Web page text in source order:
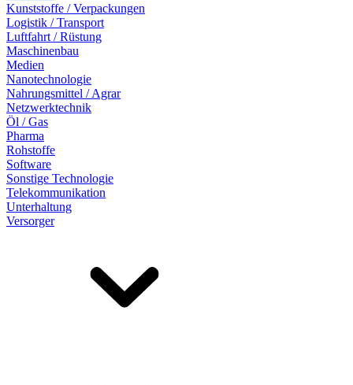
Kunststoffe / Verpackungen
Logistik / Transport
Luftfahrt / Rüstung
Maschinenbau
Medien
Nanotechnologie
Nahrungsmittel / Agrar
Netzwerktechnik
Öl / Gas
Pharma
Rohstoffe
Software
Sonstige Technologie
Telekommunikation
Unterhaltung
Versorger